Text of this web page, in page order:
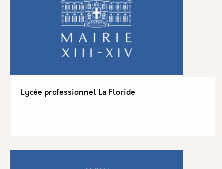
Lycée professionnel La Floride